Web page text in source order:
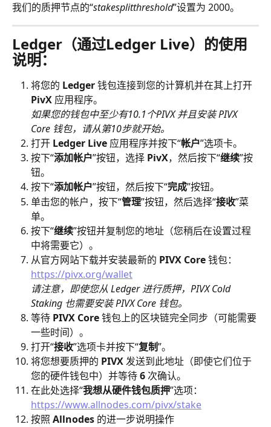
我们的质押节点的“stakesplitthreshold”设置为 2000。
Ledger（通过Ledger Live）的使用
说明：
将您的 Ledger 钱包连接到您的计算机并在其上打开
PivX 应用程序。
如果您的钱包中至少有10.1个PIVX 并且安装 PIVX
Core 钱包，请从第10步就开始。
打开 Ledger Live 应用程序并按下“帐户”选项卡。
按下“添加帐户”按钮，选择 PivX，然后按下“继续”按
钮。
按下“添加帐户”按钮，然后按下“完成”按钮。
单击您的帐户，按下“管理”按钮，然后选择“接收”菜
单。
按下“继续”按钮并复制您的地址（您稍后在设置过程
中将需要它）。
从官方网站下载并安装最新的 PIVX Core 钱包：
https://pivx.org/wallet
请注意，即使您从 Ledger 进行质押，PIVX Cold
Staking 也需要安装 PIVX Core 钱包。
等待 PIVX Core 钱包上的区块链完全同步（可能需要
一些时间）。
打开“接收”选项卡并按下“复制”。
将您想要质押的 PIVX 发送到此地址（即使它们位于
您的硬件钱包中）并等待 6 次确认。
在此处选择“我想从硬件钱包质押”选项：
https://www.allnodes.com/pivx/stake
按照 Allnodes 的进一步说明操作